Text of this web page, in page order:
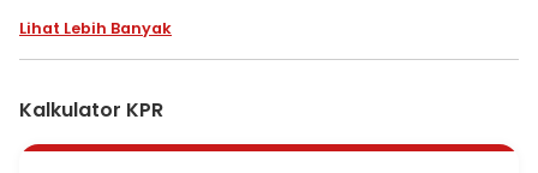
Bangunan : 126m
Listrik : 2300 watt
Air : PAM
Sertifikat : SHM
Lihat Lebih Banyak
Kalkulator KPR